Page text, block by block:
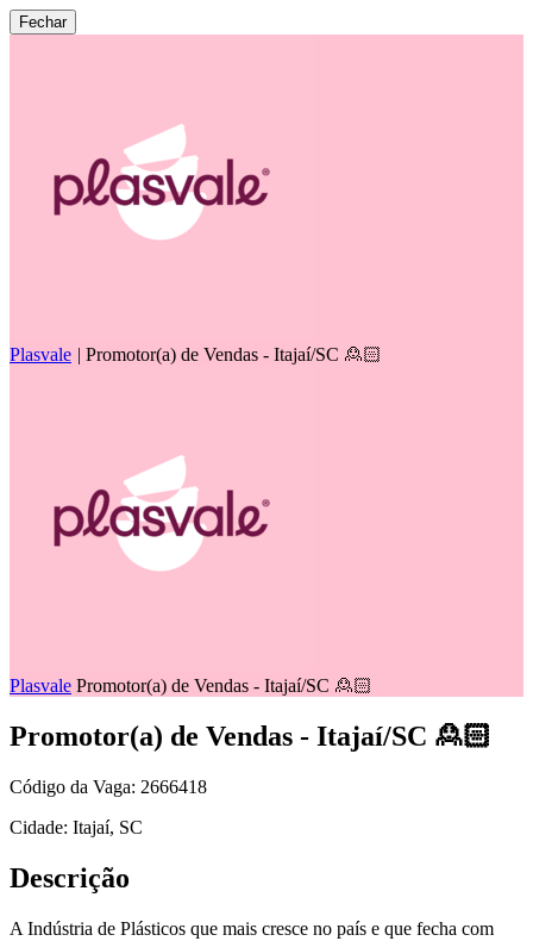
Fechar
Plasvale | Promotor(a) de Vendas - Itajaí/SC 🙎🏻
Plasvale Promotor(a) de Vendas - Itajaí/SC 🙎🏻
Promotor(a) de Vendas - Itajaí/SC 🙎🏻
Código da Vaga: 2666418
Cidade: Itajaí, SC
Descrição
A Indústria de Plásticos que mais cresce no país e que fecha com